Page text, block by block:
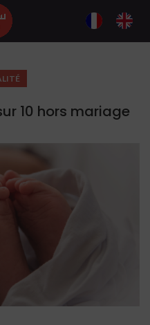
10 hors mariage